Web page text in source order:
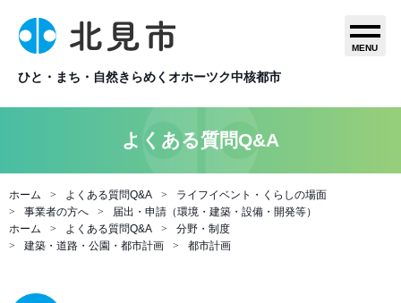
ひと・まち・自然きらめくオホーツク中核都市
MENU
よくある質問Q&A
ホーム よくある質問Q&A
ライフイベント・くらしの場面
事業者の方へ
届出・申請（環境・建築・設備・開発等）
ホーム
よくある質問Q&A
分野・制度
建築・道路・公園・都市計画
都市計画